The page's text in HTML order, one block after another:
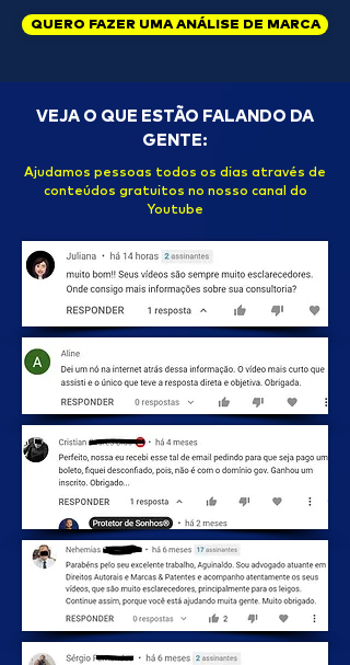
QUERO FAZER UMA ANÁLISE DE MARCA
VEJA O QUE ESTÃO FALANDO DA
GENTE:
Ajudamos pessoas todos os dias através de
conteúdos gratuitos no nosso canal do
Youtube